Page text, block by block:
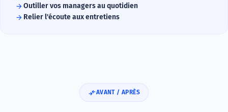
arrow_forwardOutiller vos managers au quotidien
arrow_forward Relier l'écoute aux entretiens
AVANT / APRÈS